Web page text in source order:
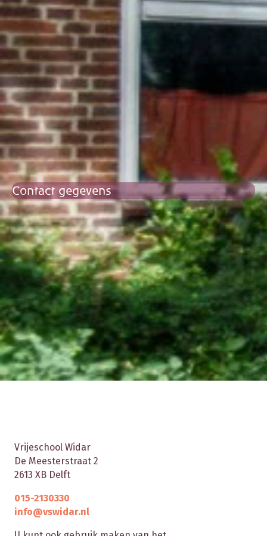
Contact gegevens
Vrijeschool Widar
De Meesterstraat 2
2613 XB Delft
015-2130330
info@vswidar.nl